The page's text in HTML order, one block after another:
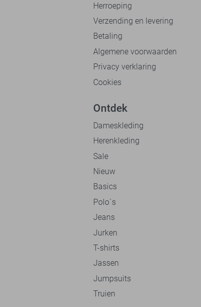
Herroeping
Verzending en levering
Betaling
Algemene voorwaarden
Privacy verklaring
Cookies
Ontdek
Dameskleding
Herenkleding
Sale
Nieuw
Basics
Polo`s
Jeans
Jurken
T-shirts
Jassen
Jumpsuits
Truien